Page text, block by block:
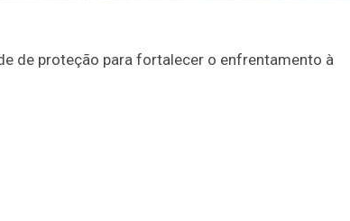
de proteção para fortalecer o enfrentamento à